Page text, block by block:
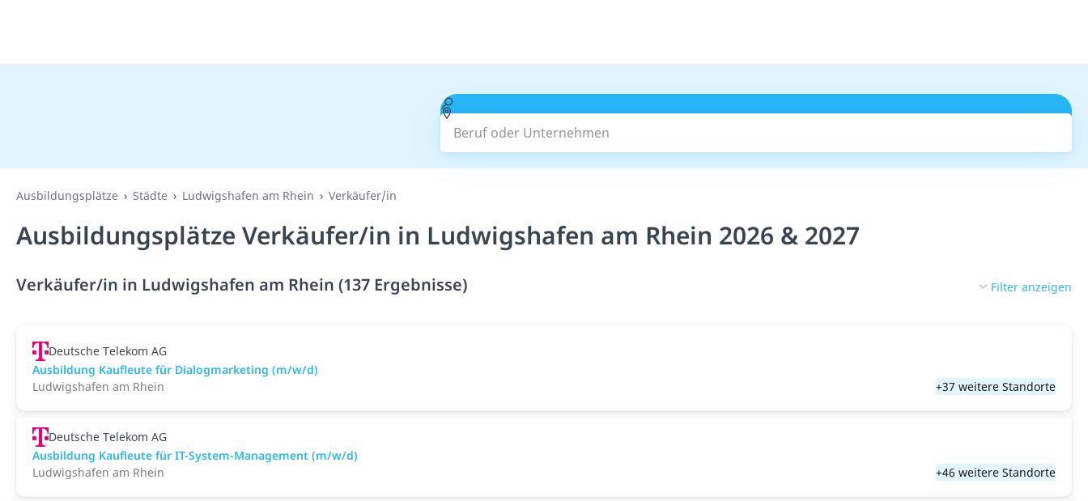
Beruf oder Unternehmen
Ausbildungsplätze Städte Ludwigshafen am Rhein Verkäufer/in
Ausbildungsplätze Verkäufer/in in Ludwigshafen am Rhein 2026 & 2027
Verkäufer/in in Ludwigshafen am Rhein (137 Ergebnisse) Filter anzeigen
Deutsche Telekom AG
Ausbildung Kaufleute für Dialogmarketing (m/w/d)
Ludwigshafen am Rhein
+37 weitere Standorte
Deutsche Telekom AG
Ausbildung Kaufleute für IT-System-Management (m/w/d)
Ludwigshafen am Rhein
+46 weitere Standorte